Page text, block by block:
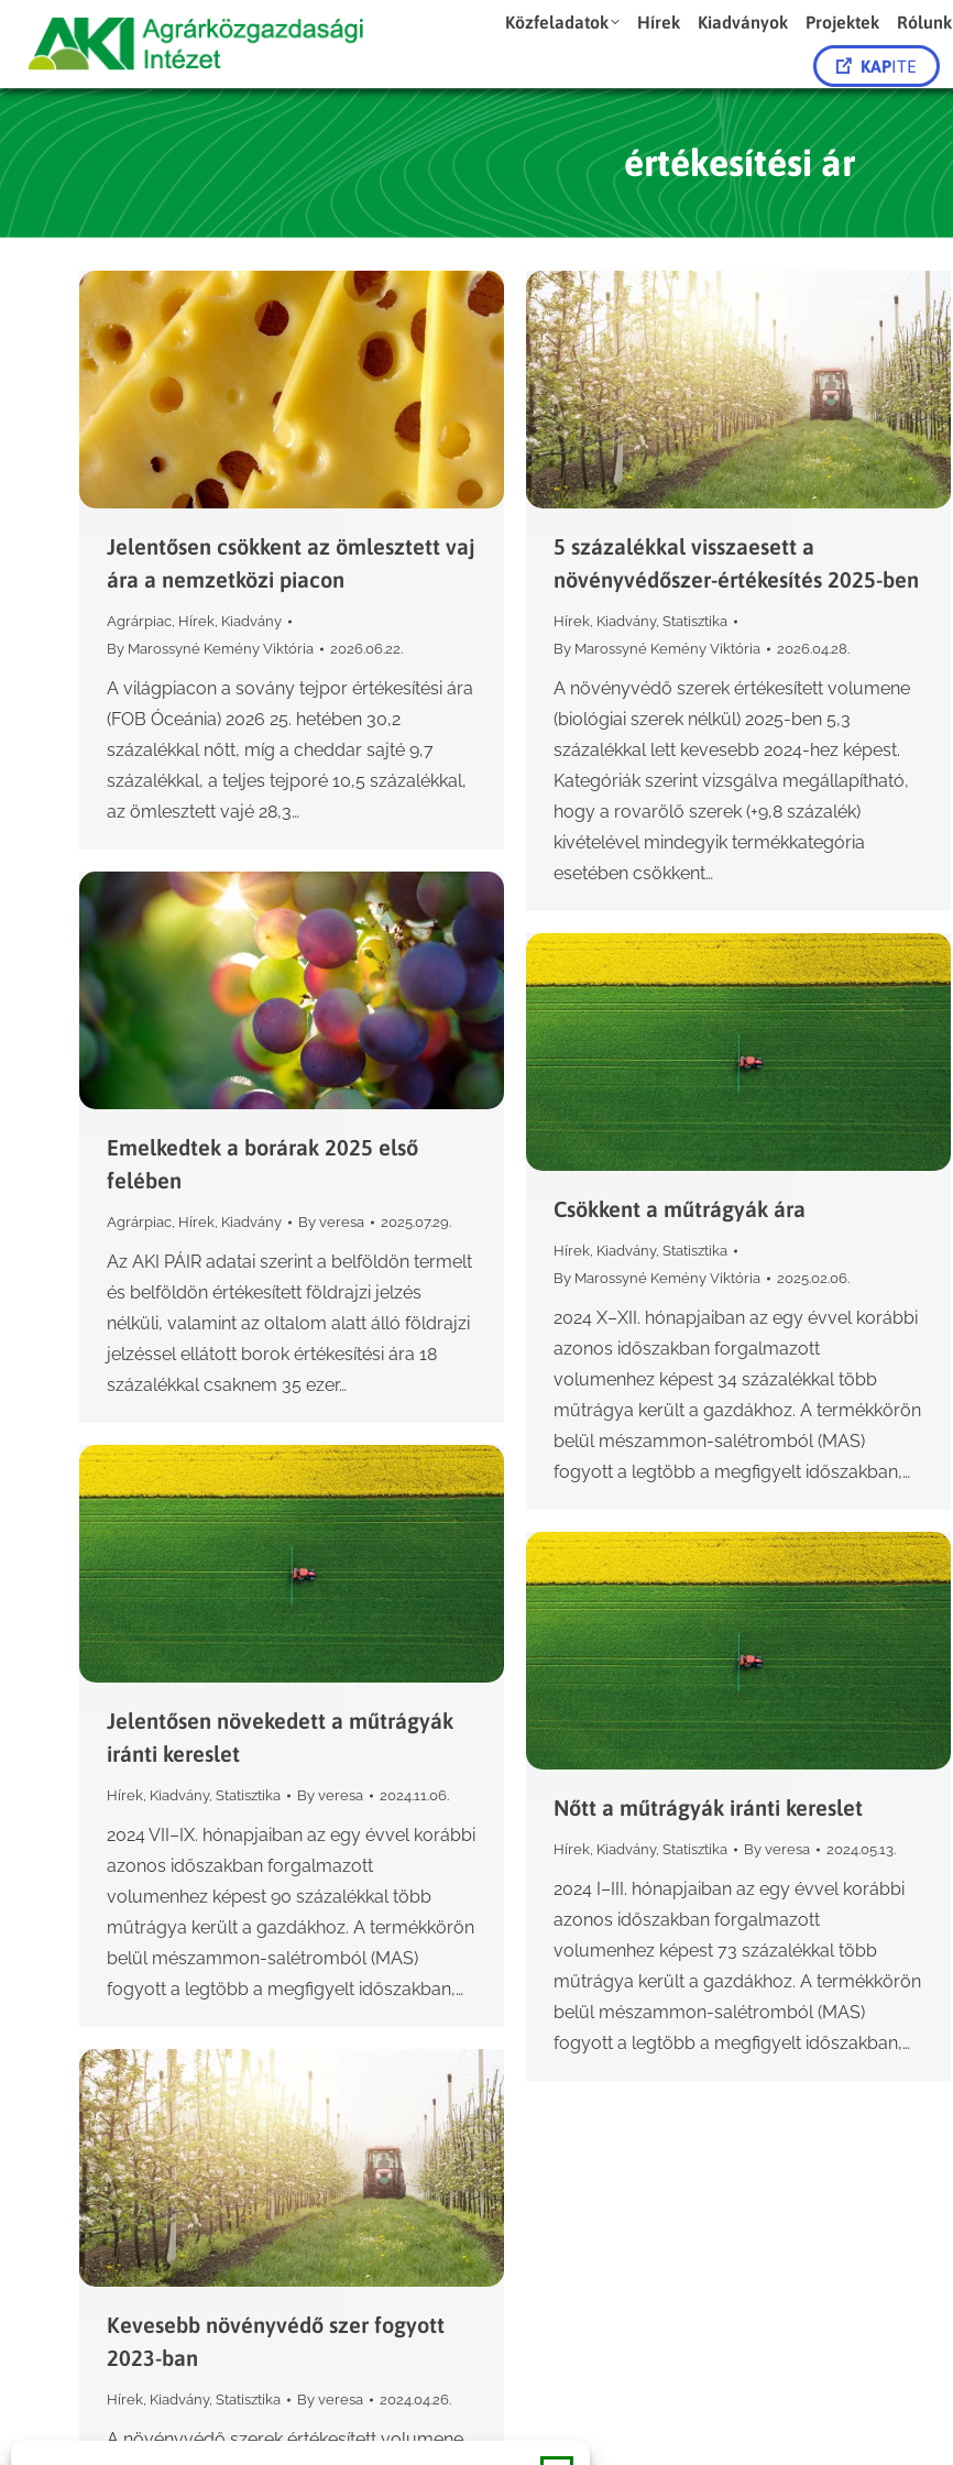
Közfeladatok Hírek Kiadványok Projektek Rólunk
KAPITE
értékesítési ár
Jelentősen csökkent az ömlesztett vaj
ára a nemzetközi piacon
Agrárpiac, Hírek, Kiadvány
By Marossyné Kemény Viktória 2026.06.22.
A világpiacon a sovány tejpor értékesítési ára
(FOB Óceánia) 2026 25. hetében 30,2
százalékkal nőtt, míg a cheddar sajté 9,7
százalékkal, a teljes tejporé 10,5 százalékkal,
az ömlesztett vajé 28,3…
5 százalékkal visszaesett a
növényvédőszer-értékesítés 2025-ben
Hírek, Kiadvány, Statisztika
By Marossyné Kemény Viktória 2026.04.28.
A növényvédő szerek értékesített volumene
(biológiai szerek nélkül) 2025-ben 5,3
százalékkal lett kevesebb 2024-hez képest.
Kategóriák szerint vizsgálva megállapítható,
hogy a rovarölő szerek (+9,8 százalék)
kivételével mindegyik termékkategória
esetében csökkent…
Emelkedtek a borárak 2025 első
felében
Agrárpiac, Hírek, Kiadvány By veresa 2025.07.29.
Az AKI PÁIR adatai szerint a belföldön termelt
és belföldön értékesített földrajzi jelzés
nélküli, valamint az oltalom alatt álló földrajzi
jelzéssel ellátott borok értékesítési ára 18
százalékkal csaknem 35 ezer…
Csökkent a műtrágyák ára
Hírek, Kiadvány, Statisztika
By Marossyné Kemény Viktória 2025.02.06.
2024 X–XII. hónapjaiban az egy évvel korábbi
azonos időszakban forgalmazott
volumenhez képest 34 százalékkal több
műtrágya került a gazdákhoz. A termékkörön
belül mészammon-salétromból (MAS)
fogyott a legtöbb a megfigyelt időszakban,…
Jelentősen növekedett a műtrágyák
iránti kereslet
Hírek, Kiadvány, Statisztika By veresa 2024.11.06.
2024 VII–IX. hónapjaiban az egy évvel korábbi
azonos időszakban forgalmazott
volumenhez képest 90 százalékkal több
műtrágya került a gazdákhoz. A termékkörön
belül mészammon-salétromból (MAS)
fogyott a legtöbb a megfigyelt időszakban,…
Nőtt a műtrágyák iránti kereslet
Hírek, Kiadvány, Statisztika By veresa 2024.05.13.
2024 I–III. hónapjaiban az egy évvel korábbi
azonos időszakban forgalmazott
volumenhez képest 73 százalékkal több
műtrágya került a gazdákhoz. A termékkörön
belül mészammon-salétromból (MAS)
fogyott a legtöbb a megfigyelt időszakban,…
Kevesebb növényvédő szer fogyott
2023-ban
Hírek, Kiadvány, Statisztika By veresa 2024.04.26.
A növényvédő szerek értékesített volumene